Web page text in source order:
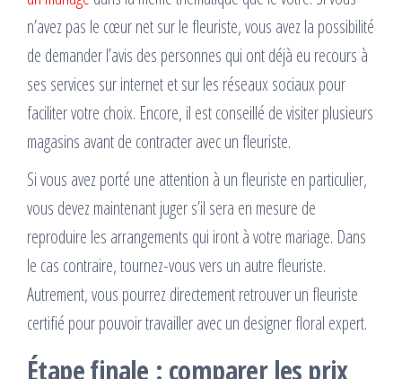
n’avez pas le cœur net sur le fleuriste, vous avez la possibilité
de demander l’avis des personnes qui ont déjà eu recours à
ses services sur internet et sur les réseaux sociaux pour
faciliter votre choix. Encore, il est conseillé de visiter plusieurs
magasins avant de contracter avec un fleuriste.
Si vous avez porté une attention à un fleuriste en particulier,
vous devez maintenant juger s’il sera en mesure de
reproduire les arrangements qui iront à votre mariage. Dans
le cas contraire, tournez-vous vers un autre fleuriste.
Autrement, vous pourrez directement retrouver un fleuriste
certifié pour pouvoir travailler avec un designer floral expert.
Étape finale : comparer les prix